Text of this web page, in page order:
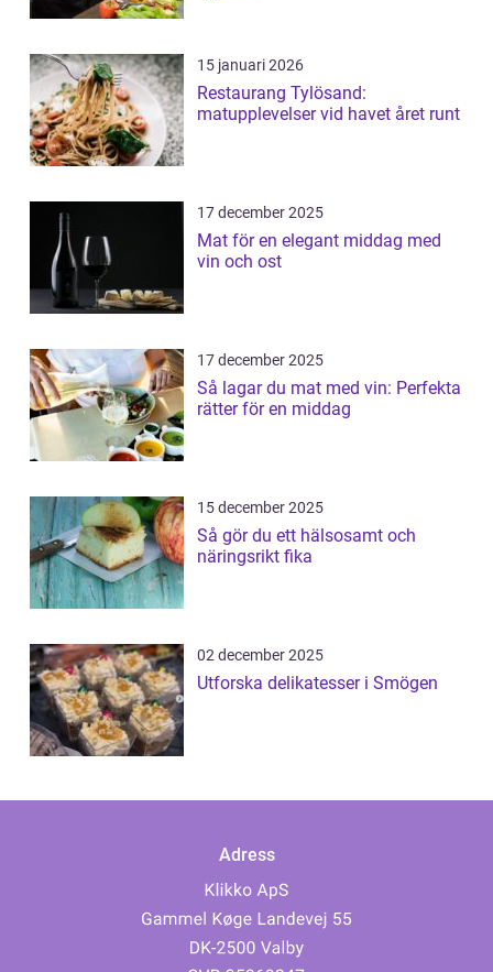
15 januari 2026
Restaurang Tylösand:
matupplevelser vid havet året runt
17 december 2025
Mat för en elegant middag med
vin och ost
17 december 2025
Så lagar du mat med vin: Perfekta
rätter för en middag
15 december 2025
Så gör du ett hälsosamt och
näringsrikt fika
02 december 2025
Utforska delikatesser i Smögen
Adress